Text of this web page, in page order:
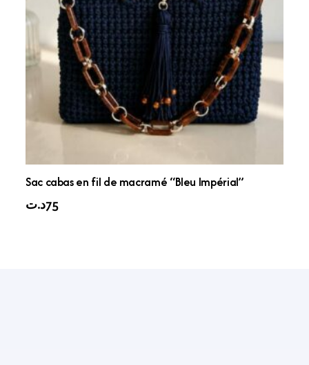
Sac cabas en fil de macramé “Bleu Impérial”
75د.ت